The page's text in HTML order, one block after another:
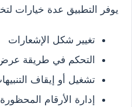
يوفر التطبيق عدة خيارات
تغيير شكل الإشعارات
التحكم في طريقة
تشغيل أو إيقاف
إدارة الأرقام المحظورة